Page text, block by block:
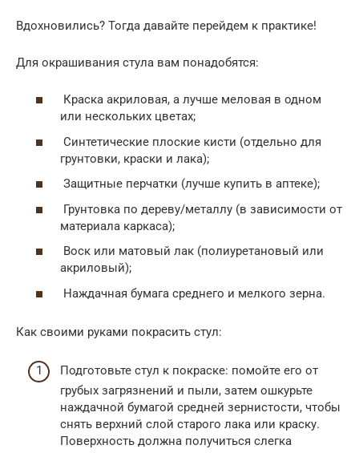
Вдохновились? Тогда давайте перейдем к практике!
Для окрашивания стула вам понадобятся:
Краска акриловая, а лучше меловая в одном
или нескольких цветах;
Синтетические плоские кисти (отдельно для
грунтовки, краски и лака);
Защитные перчатки (лучше купить в аптеке);
Грунтовка по дереву/металлу (в зависимости от
материала каркаса);
Воск или матовый лак (полиуретановый или
акриловый);
Наждачная бумага среднего и мелкого зерна.
Как своими руками покрасить стул:
Подготовьте стул к покраске: помойте его от
грубых загрязнений и пыли, затем ошкурьте
наждачной бумагой средней зернистости, чтобы
снять верхний слой старого лака или краску.
Поверхность должна получиться слегка